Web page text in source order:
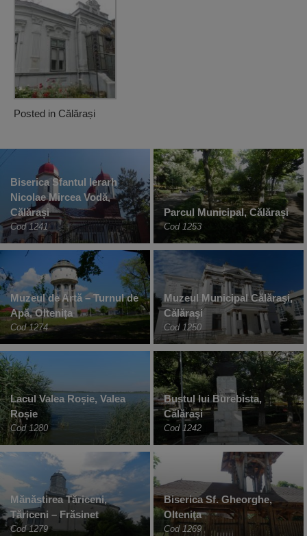
Posted in Călărași
Biserica Sfantul Ierarh
Nicolae Mircea Vodă,
Călărași
Cod 1241
Parcul Municipal, Călărași
Cod 1253
Muzeul de Artă – Turnul de
Apă, Oltenița
Cod 1274
Muzeul Municipal Călăraşi,
Călăraşi
Cod 1250
Lacul Valea Roșie, Valea
Roșie
Cod 1280
Bustul lui Burebista,
Călăraşi
Cod 1242
Mănăstirea Tăriceni,
Tăriceni – Frăsinet
Cod 1279
Biserica Sf. Gheorghe,
Olteniţa
Cod 1269